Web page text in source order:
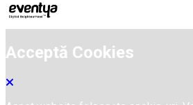
Acceptă Cookies